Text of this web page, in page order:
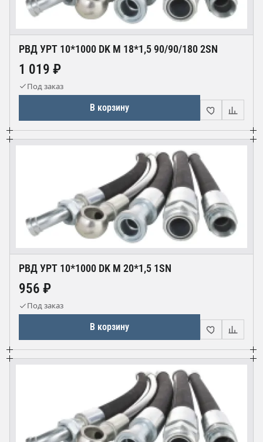
РВД УРТ 10*1000 DK М 18*1,5 90/90/180 2SN
1 019 ₽
Под заказ
В корзину
РВД УРТ 10*1000 DK М 20*1,5 1SN
956 ₽
Под заказ
В корзину